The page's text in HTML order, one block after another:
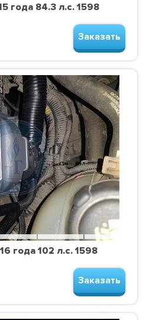
года 84.3 л.с. 1598
Заказать
года 102 л.с. 1598
Заказать